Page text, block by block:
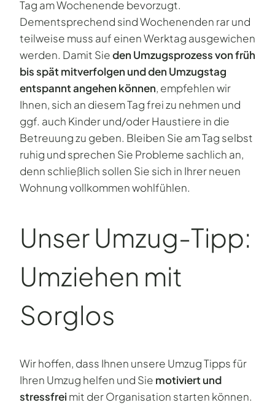
Tag am Wochenende bevorzugt.
Dementsprechend sind Wochenenden rar und
teilweise muss auf einen Werktag ausgewichen
werden. Damit Sieden Umzugsprozess von früh
bis spät mitverfolgen und den Umzugstag
entspannt angehen können, empfehlen wir
Ihnen, sich an diesem Tag frei zu nehmen und
ggf. auch Kinder und/oder Haustiere in die
Betreuung zu geben. Bleiben Sie am Tag selbst
ruhig und sprechen Sie Probleme sachlich an,
denn schließlich sollen Sie sich in Ihrer neuen
Wohnung vollkommen wohlfühlen.
Unser Umzug-Tipp:
Umziehen mit
Sorglos
Wir hoffen, dass Ihnen unsere Umzug Tipps für
Ihren Umzug helfen und Sie motiviert und
stressfrei mit der Organisation starten können.